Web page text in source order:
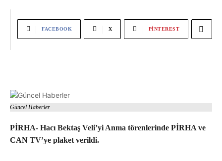
FACEBOOK X PINTEREST
Güncel Haberler
PİRHA- Hacı Bektaş Veli’yi Anma törenlerinde PİRHA ve
CAN TV’ye plaket verildi.